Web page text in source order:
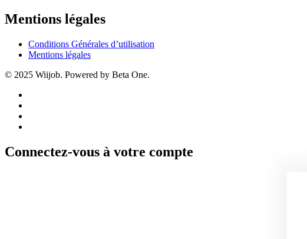
Mentions légales
Conditions Générales d’utilisation
Mentions légales
© 2025 Wiijob. Powered by Beta One.
Connectez-vous à votre compte